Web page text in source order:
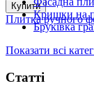
Купити
Плитка ручного
Кришки на
Бруківка
Показати всі
Статті